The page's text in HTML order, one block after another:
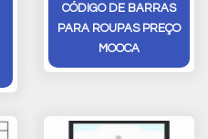
CÓDIGO DE BARRAS
PARA ROUPAS PREÇO
MOOCA